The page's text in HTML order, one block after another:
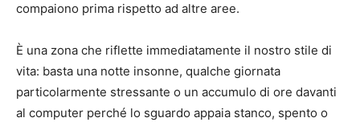
compaiono prima rispetto ad altre aree.
È una zona che riflette immediatamente il nostro stile di
vita: basta una notte insonne, qualche giornata
particolarmente stressante o un accumulo di ore davanti
al computer perché lo sguardo appaia stanco, spento o